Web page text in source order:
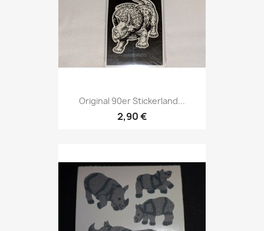
Original 90er Stickerland...
2,90 €